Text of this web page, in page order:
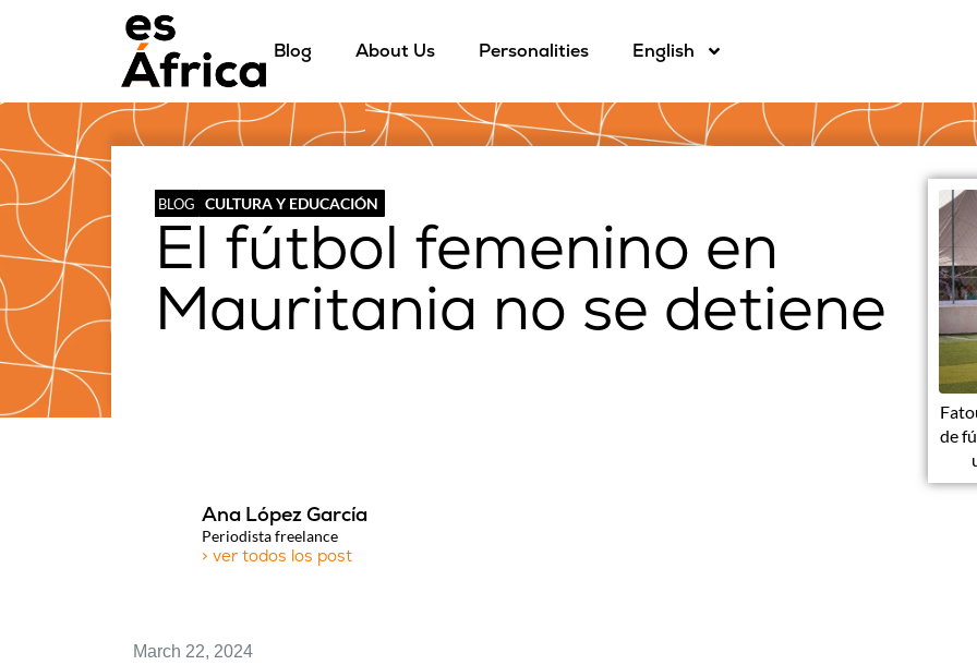
Blog About Us Personalities English
BLOG CULTURA Y EDUCACIÓN
El fútbol femenino en
Mauritania no se detiene
de
Ana López García
Periodista freelance
> ver todos los post
March 22, 2024